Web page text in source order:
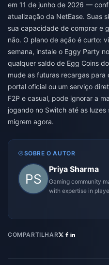
em 11 de junho de 2026 —
atualização da NetEase. Suas
sua capacidade de comprar e
não. O plano de ação é curto:
semana, instale o Eggy Party
qualquer saldo de Egg Coins
mude as futuras recargas
portal oficial ou um serviço
F2P e casual, pode ignorar a
jogando no Switch até as
migrem agora.
SOBRE O AUTOR
Priya Sharma
Gaming community
with expertise in
COMPARTILHAR